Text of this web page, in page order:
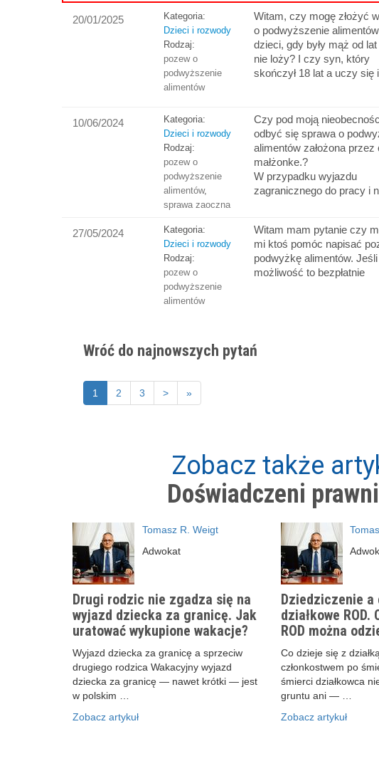
20/01/2025
Kategoria:
Dzieci i rozwody
Rodzaj:
pozew o
podwyższenie
alimentów
Witam, czy mogę złożyć
o podwyższenie
dzieci, gdy były mąż od
nie loży? I czy syn, który
skończył 18 lat a uczy
10/06/2024
Kategoria:
Dzieci i rozwody
Rodzaj:
pozew o
podwyższenie
alimentów,
sprawa zaoczna
Czy pod moją
odbyć się sprawa o
alimentów założona przez
małżonke.?
W przypadku wyjazdu
zagranicznego do pracy i
27/05/2024
Kategoria:
Dzieci i rozwody
Rodzaj:
pozew o
podwyższenie
alimentów
Witam mam pytanie czy
mi ktoś pomóc napisać
podwyżkę alimentów. Jeśli
możliwość to bezpłatnie
Wróć do najnowszych pytań
1 2 3 > »
Zobacz także
Doświadczeni
Tomasz R. Weigt
Adwokat
Drugi rodzic nie zgadza się na
wyjazd dziecka za granicę. Jak
uratować wykupione wakacje?
Wyjazd dziecka za granicę a sprzeciw
drugiego rodzica Wakacyjny wyjazd
dziecka za granicę — nawet krótki — jest
w polskim …
Zobacz artykuł
Dziedziczenie a
działkowe ROD.
ROD można
Co dzieje się z
członkostwem po
śmierci działkowca
gruntu ani — …
Zobacz artykuł